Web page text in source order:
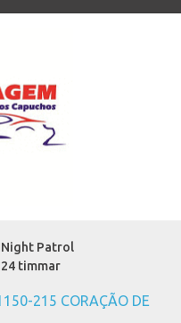
Night Patrol
24 timmar
215 CORAÇÃO DE